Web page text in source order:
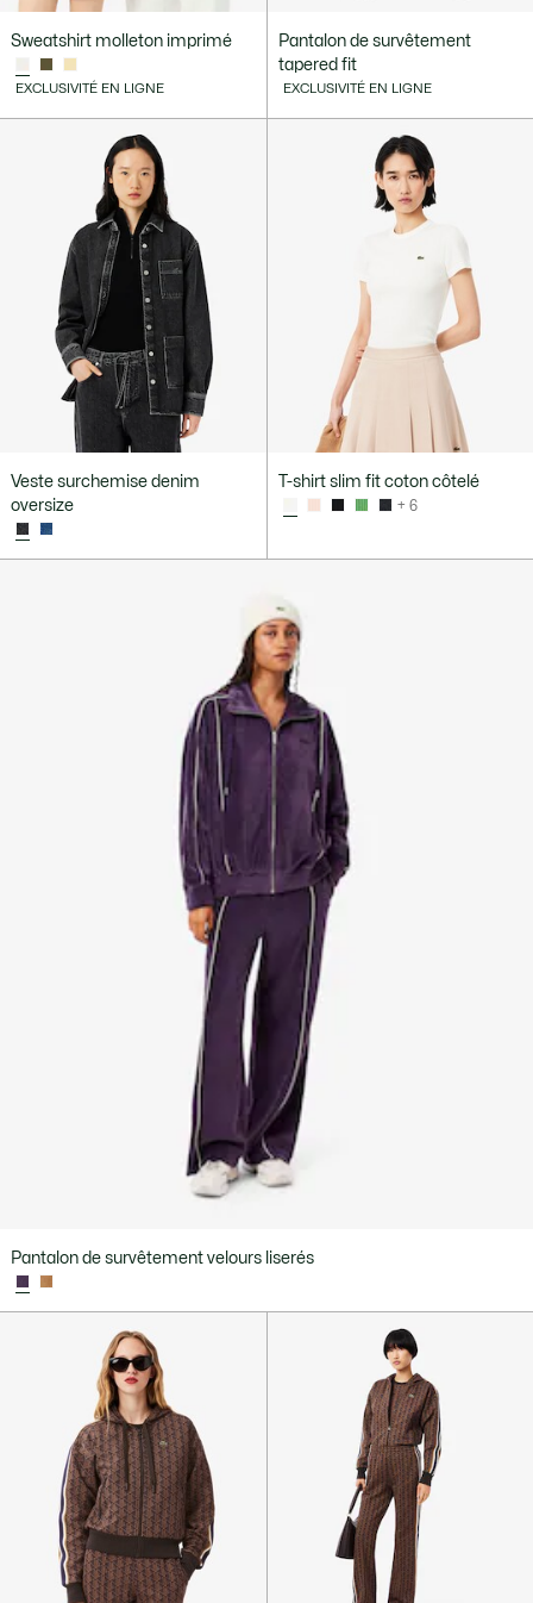
Sweatshirt molleton imprimé
EXCLUSIVITÉ EN LIGNE
Pantalon de survêtement
tapered fit
EXCLUSIVITÉ EN LIGNE
Veste surchemise denim
oversize
T-shirt slim fit coton côtelé
+ 6
Pantalon de survêtement velours liserés